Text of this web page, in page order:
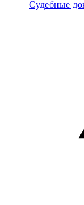
Документы
Судебные